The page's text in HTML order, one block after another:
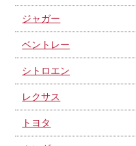
ジャガー
ベントレー
シトロエン
レクサス
トヨタ